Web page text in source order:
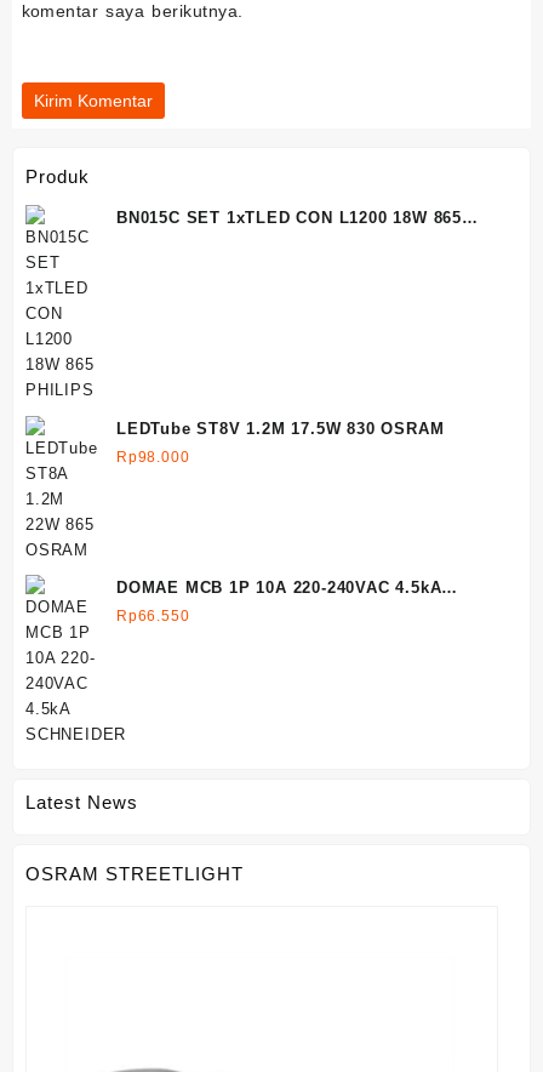
komentar saya berikutnya.
Produk
BN015C SET 1xTLED CON L1200 18W 865
LEDTube ST8V 1.2M 17.5W 830 OSRAM
Rp98.000
DOMAE MCB 1P 10A 220-240VAC 4.5kA
SCHNEIDER
Rp66.550
Latest News
OSRAM STREETLIGHT